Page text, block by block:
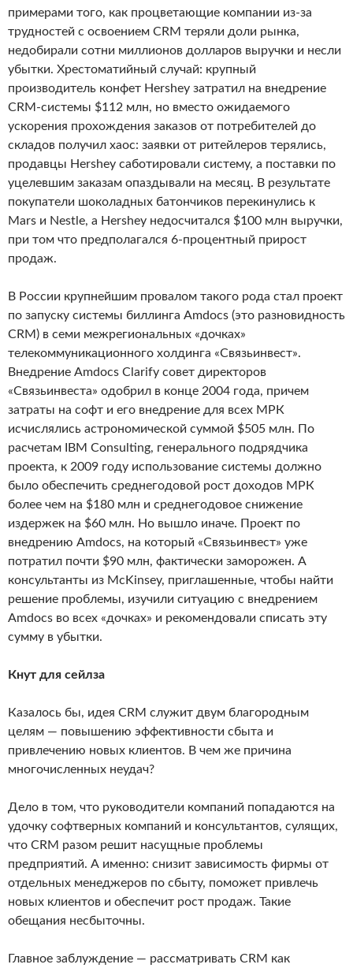
примерами того, как процветающие компании из-за
трудностей с освоением CRM теряли доли рынка,
недобирали сотни миллионов долларов выручки и несли
убытки. Хрестоматийный случай: крупный
производитель конфет Hershey затратил на внедрение
CRM-системы $112 млн, но вместо ожидаемого
ускорения прохождения заказов от потребителей до
складов получил хаос: заявки от ритейлеров терялись,
продавцы Hershey саботировали систему, а поставки по
уцелевшим заказам опаздывали на месяц. В результате
покупатели шоколадных батончиков перекинулись к
Mars и Nestle, а Hershey недосчитался $100 млн выручки,
при том что предполагался 6-процентный прирост
продаж.
В России крупнейшим провалом такого рода стал проект
по запуску системы биллинга Amdocs (это разновидность
CRM) в семи межрегиональных «дочках»
телекоммуникационного холдинга «Связьинвест».
Внедрение Amdocs Clarify совет директоров
«Связьинвеста» одобрил в конце 2004 года, причем
затраты на софт и его внедрение для всех МРК
исчислялись астрономической суммой $505 млн. По
расчетам IBM Consulting, генерального подрядчика
проекта, к 2009 году использование системы должно
было обеспечить среднегодовой рост доходов МРК
более чем на $180 млн и среднегодовое снижение
издержек на $60 млн. Но вышло иначе. Проект по
внедрению Amdocs, на который «Связьинвест» уже
потратил почти $90 млн, фактически заморожен. А
консультанты из McKinsey, приглашенные, чтобы найти
решение проблемы, изучили ситуацию с внедрением
Amdocs во всех «дочках» и рекомендовали списать эту
сумму в убытки.
Кнут для сейлза
Казалось бы, идея CRM служит двум благородным
целям — повышению эффективности сбыта и
привлечению новых клиентов. В чем же причина
многочисленных неудач?
Дело в том, что руководители компаний попадаются на
удочку софтверных компаний и консультантов, сулящих,
что CRM разом решит насущные проблемы
предприятий. А именно: снизит зависимость фирмы от
отдельных менеджеров по сбыту, поможет привлечь
новых клиентов и обеспечит рост продаж. Такие
обещания несбыточны.
Главное заблуждение — рассматривать CRM как